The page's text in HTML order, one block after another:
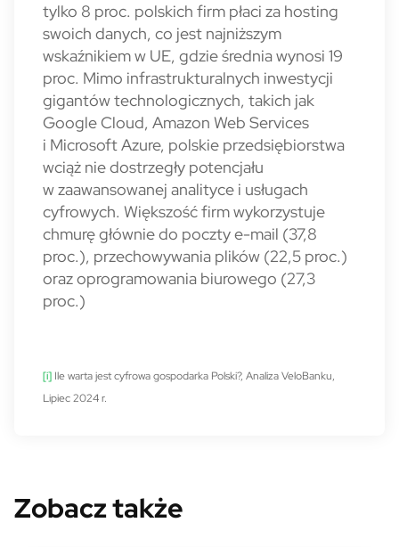
tylko 8 proc. polskich firm płaci za hosting
swoich danych, co jest najniższym
wskaźnikiem w UE, gdzie średnia wynosi 19
proc. Mimo infrastrukturalnych inwestycji
gigantów technologicznych, takich jak
Google Cloud, Amazon Web Services
i Microsoft Azure, polskie przedsiębiorstwa
wciąż nie dostrzegły potencjału
w zaawansowanej analityce i usługach
cyfrowych. Większość firm wykorzystuje
chmurę głównie do poczty e-mail (37,8
proc.), przechowywania plików (22,5 proc.)
oraz oprogramowania biurowego (27,3
proc.)
[i] Ile warta jest cyfrowa gospodarka Polski?, Analiza VeloBanku,
Lipiec 2024 r.
Zobacz także